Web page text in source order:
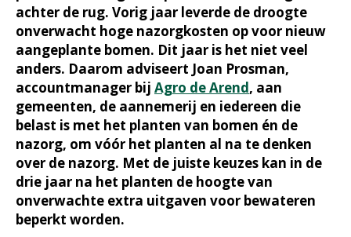
achter de rug. Vorig jaar leverde de droogte
onverwacht hoge nazorgkosten op voor nieuw
aangeplante bomen. Dit jaar is het niet veel
anders. Daarom adviseert Joan Prosman,
accountmanager bij Agro de Arend, aan
gemeenten, de aannemerij en iedereen die
belast is met het planten van bomen én de
nazorg, om vóór het planten al na te denken
over de nazorg. Met de juiste keuzes kan in de
drie jaar na het planten de hoogte van
onverwachte extra uitgaven voor bewateren
beperkt worden.